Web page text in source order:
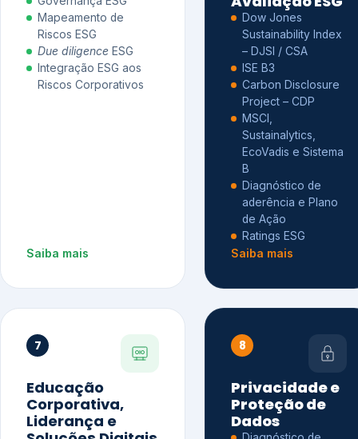
Mapeamento de
Riscos ESG
Due diligence ESG
Integração ESG aos
Riscos Corporativos
Saiba mais
Dow Jones
Sustainability Index
– DJSI / CSA
ISE B3
Carbon Disclosure
Project – CDP
MSCI,
Sustainalytics,
EcoVadis e Sistema
B
Diagnóstico de
aderência e Plano
de Ação
Ratings ESG
Saiba mais
7
Educação
Corporativa,
Liderança e
8
Privacidade e
Proteção de
Dados